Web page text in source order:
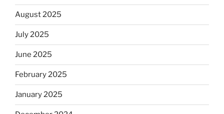
August 2025
July 2025
June 2025
February 2025
January 2025